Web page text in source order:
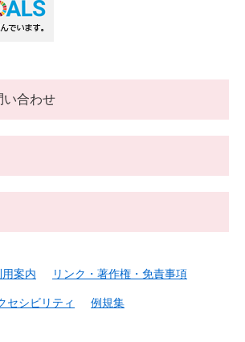
い合わせ
案内 リンク・著作権・免責事項
セシビリティ 例規集